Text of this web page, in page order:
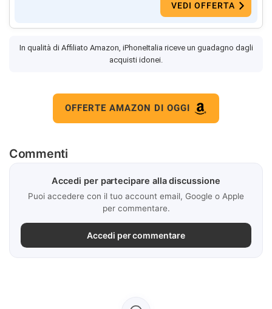
VEDI OFFERTA
In qualità di Affiliato Amazon, iPhoneItalia riceve un guadagno dagli
acquisti idonei.
OFFERTE AMAZON DI OGGI
Commenti
Accedi per partecipare alla discussione
Puoi accedere con il tuo account email, Google o Apple
per commentare.
Accedi per commentare